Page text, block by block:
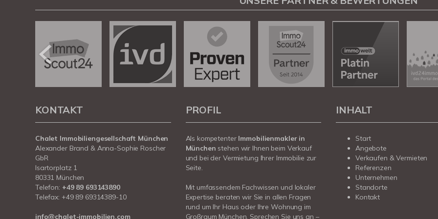
KONTAKT
Chalet Immobiliengesellschaft München
Alexander Brand & Anna-Sophie Roscher
GbR
Isartorplatz 1
80331 München
Telefon: +49 89 693143890
Telefax: +49 89 69314389-10
info@chalet-immobilien.com
PROFIL
Als kompetenter Immobilienmakler in
München stehen wir Ihnen beim Verkauf
und bei der Vermietung Ihrer Immobilie zur
Seite.
Mit umfassendem Fachwissen und lokaler
Expertise beraten wir Sie in allen Fragen
rund um Ihr Haus oder Ihre Wohnung im
Großraum München. Sprechen Sie uns an –
INHALT
Start
Angebote
Verkaufen & Vermieten
Referenzen
Unternehmen
Standorte
Kontakt